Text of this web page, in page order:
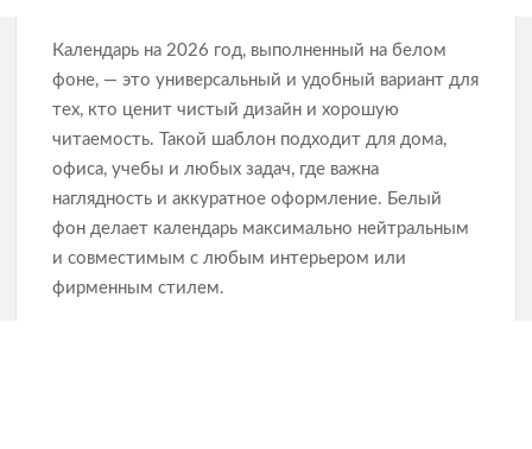
Календарь на 2026 год, выполненный на белом
фоне, — это универсальный и удобный вариант для
тех, кто ценит чистый дизайн и хорошую
читаемость. Такой шаблон подходит для дома,
офиса, учебы и любых задач, где важна
наглядность и аккуратное оформление. Белый
фон делает календарь максимально нейтральным
и совместимым с любым интерьером или
фирменным стилем.